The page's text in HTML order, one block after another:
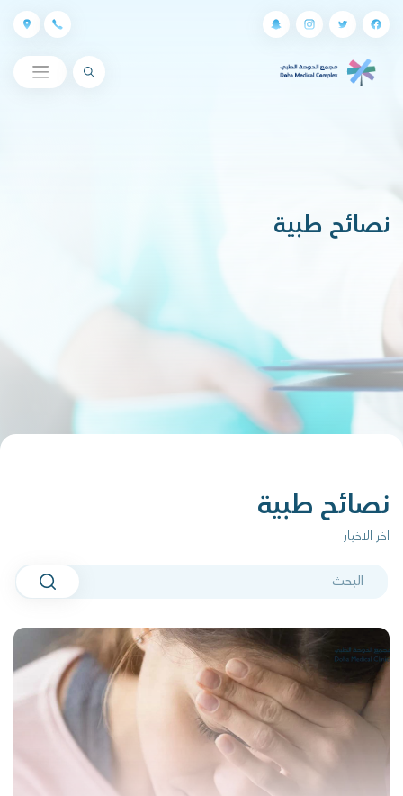
البحث
نصائح طبية
نصائح طبية
اخر الاخبار